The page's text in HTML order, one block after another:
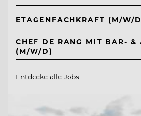
ETAGENFACHKRAFT (M/W/
CHEF DE RANG MIT BAR- &
(M/W/D)
Entdecke alle Jobs